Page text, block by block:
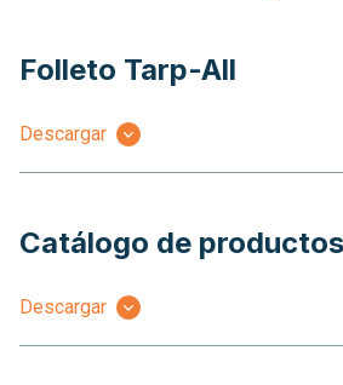
Folleto Tarp-All
Descargar
Catálogo de productos
Descargar